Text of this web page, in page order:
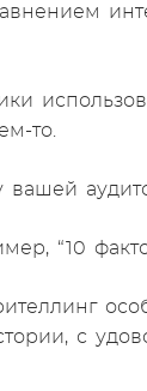
то.
“10
с